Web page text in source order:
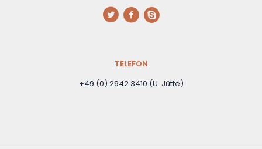
TELEFON
+49 (0) 2942 3410 (U. Jütte)